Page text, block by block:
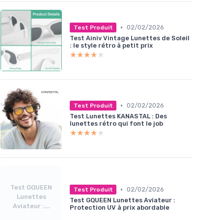
Test Produit • 02/02/2026
Test Ainiv Vintage Lunettes de Soleil
: le style rétro à petit prix
★★★★★
★★★★★
Test Produit • 02/02/2026
Test Lunettes KANASTAL : Des
lunettes rétro qui font le job
★★★★★
★★★★★
Test GQUEEN
Lunettes
Aviateur :...
Test Produit • 02/02/2026
Test GQUEEN Lunettes Aviateur :
Protection UV à prix abordable